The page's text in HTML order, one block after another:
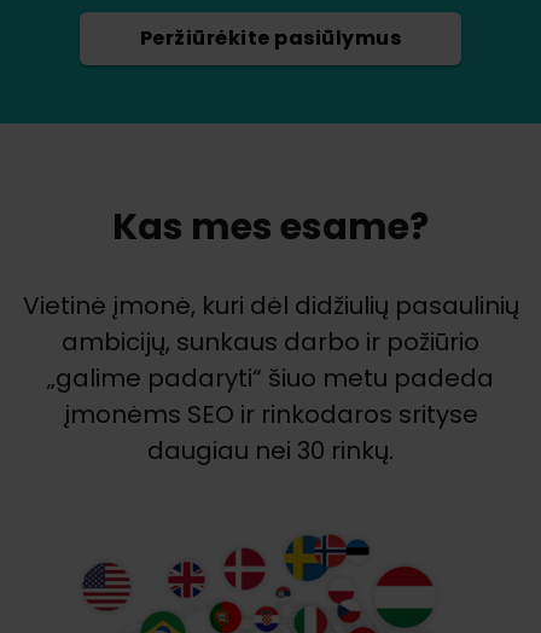
Peržiūrėkite pasiūlymus
Kas mes esame?
Vietinė įmonė, kuri dėl didžiulių pasaulinių
ambicijų, sunkaus darbo ir požiūrio
„galime padaryti“ šiuo metu padeda
įmonėms SEO ir rinkodaros srityse
daugiau nei 30 rinkų.